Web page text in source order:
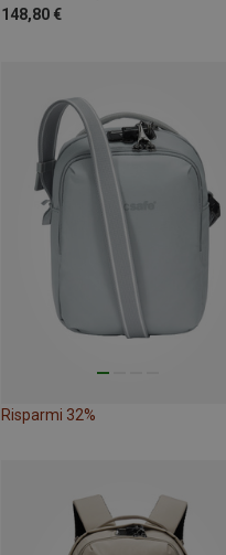
148,80 €
Risparmi 32%